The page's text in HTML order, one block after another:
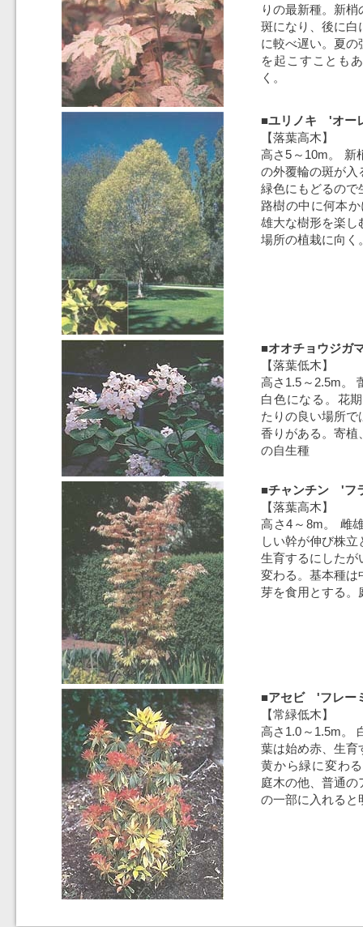
りの最新種。新
斑になり、後に白
に較べ遅い。夏の
を起こすことも
く。
■ユリノキ 'オー
【落葉高木】
高さ5～10m。 新
の外覆輪の斑が入
緑色にもどるので
路樹の中に何本
雄大な樹形を楽し
場所の植栽に向く
■オオチョウジガ
【落葉低木】
高さ1.5～2.5m。
白色になる。花
たりの良い場所で
香りがある。寄植
の自生種
■チャンチン 'フ
【落葉高木】
高さ4～8m。 雌
しい幹が伸び株
生育するにしたが
変わる。基本種は
芽を食用とする。
■アセビ 'フレ
【常緑低木】
高さ1.0～1.5m。
葉は始め赤、生育
黄から緑に変わ
庭木の他、普通の
の一部に入れると